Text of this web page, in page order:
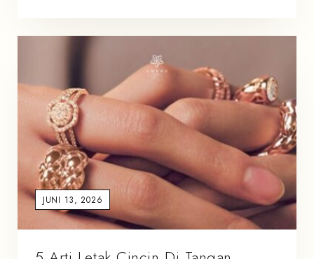
JUNI 13, 2026